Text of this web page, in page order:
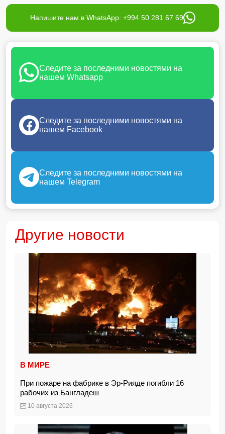
Напишите нам в WhatsApp: +994 50 281 67 69
Следите за последними новостями на
нашем Whatsapp
Следите за последними новостями на
нашем Facebook
Следите за последними новостями на
нашем Telegram
Другие новости
В МИРЕ
При пожаре на фабрике в Эр-Рияде погибли 16
рабочих из Бангладеш
10 августа 2026